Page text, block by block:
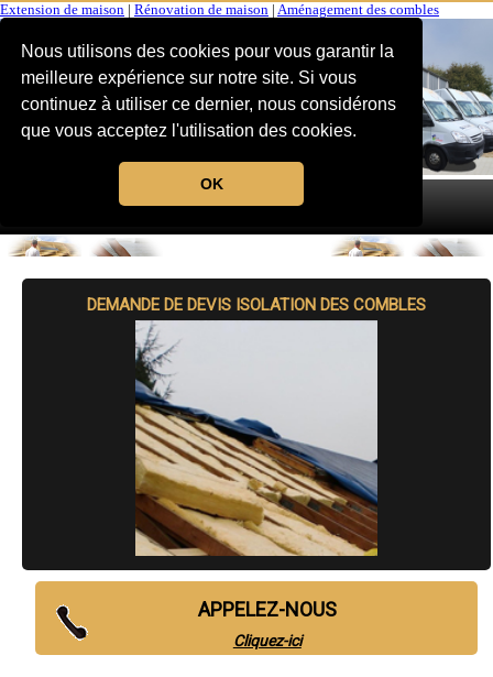
Nous utilisons des cookies pour vous garantir la
meilleure expérience sur notre site. Si vous
continuez à utiliser ce dernier, nous considérons
que vous acceptez l'utilisation des cookies.
OK
Extension de maison Rénovation de maison Aménagement des combles
MENU
DEMANDE DE DEVIS ISOLATION DES COMBLES
APPELEZ-NOUS
Cliquez-ici